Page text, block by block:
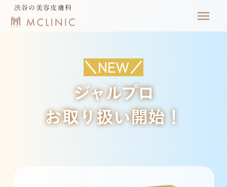
渋谷の美容皮膚科
menu
＼NEW／
ジャルプロ
お取り扱い開始！